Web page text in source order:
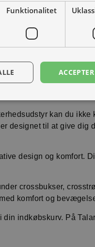
Bestil som restordre
kan du ikke
designet til at give dig
design og komfort.
crossbukser,
komfort og
indkøbskurv. På
Funktionalitet